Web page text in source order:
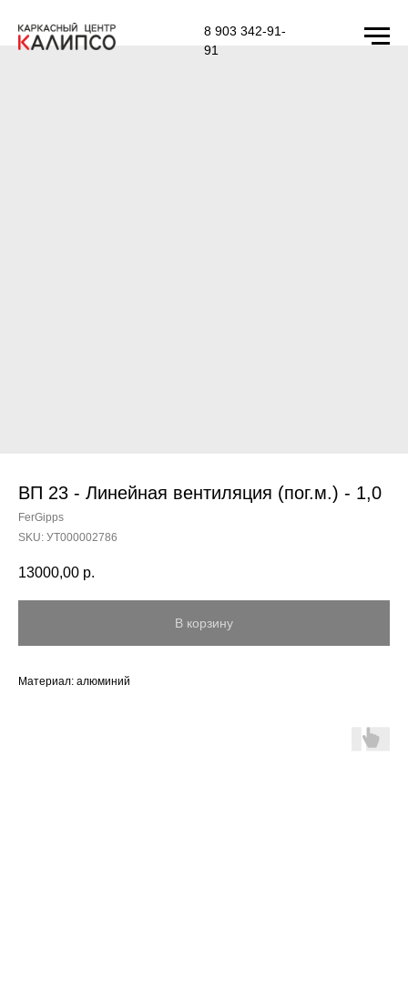
8 903 342-91-
91
ВП 23 - Линейная вентиляция (пог.м.) - 1,0
FerGipps
SKU: УТ000002786
13000,00 р.
В корзину
Материал: алюминий